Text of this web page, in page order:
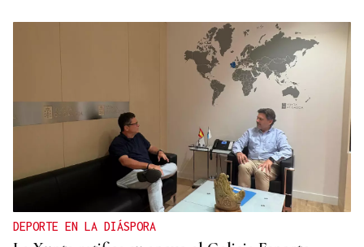
DEPORTE EN LA DIÁSPORA